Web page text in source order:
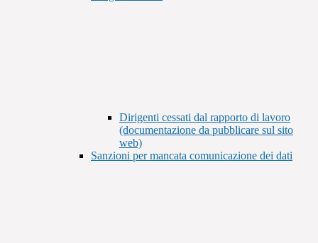
Dirigenti cessati dal rapporto di lavoro
(documentazione da pubblicare sul sito
web)
Sanzioni per mancata comunicazione dei dati